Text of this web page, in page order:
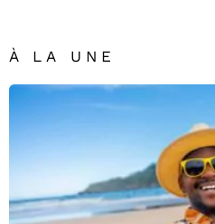
À LA UNE